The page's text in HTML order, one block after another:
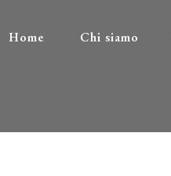
Home Chi siamo